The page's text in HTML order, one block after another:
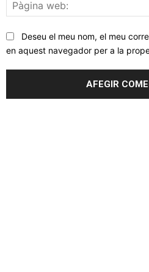
Deseu el meu nom, el meu
en aquest navegador per a la